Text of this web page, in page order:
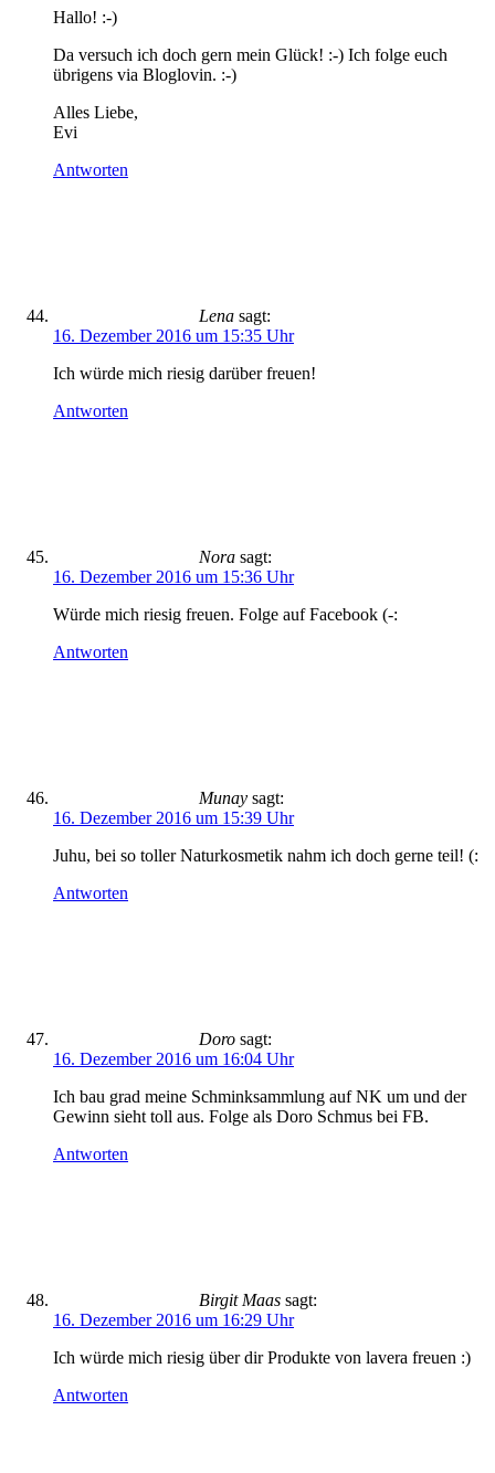
Hallo! :-)
Da versuch ich doch gern mein Glück! :-) Ich folge euch
übrigens via Bloglovin. :-)
Alles Liebe,
Evi
Antworten
Lena sagt:
16. Dezember 2016 um 15:35 Uhr
Ich würde mich riesig darüber freuen!
Antworten
Nora sagt:
16. Dezember 2016 um 15:36 Uhr
Würde mich riesig freuen. Folge auf Facebook (-:
Antworten
Munay sagt:
16. Dezember 2016 um 15:39 Uhr
Juhu, bei so toller Naturkosmetik nahm ich doch gerne teil! (:
Antworten
Doro sagt:
16. Dezember 2016 um 16:04 Uhr
Ich bau grad meine Schminksammlung auf NK um und der
Gewinn sieht toll aus. Folge als Doro Schmus bei FB.
Antworten
Birgit Maas sagt:
16. Dezember 2016 um 16:29 Uhr
Ich würde mich riesig über dir Produkte von lavera freuen :)
Antworten